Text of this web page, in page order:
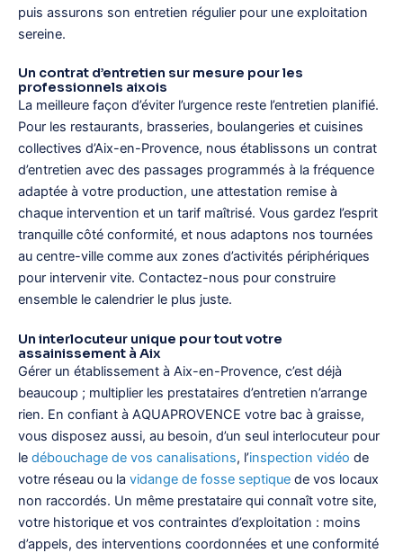
puis assurons son entretien régulier pour une exploitation
sereine.
Un contrat d’entretien sur mesure pour les
professionnels aixois
La meilleure façon d’éviter l’urgence reste l’entretien planifié.
Pour les restaurants, brasseries, boulangeries et cuisines
collectives d’Aix-en-Provence, nous établissons un contrat
d’entretien avec des passages programmés à la fréquence
adaptée à votre production, une attestation remise à
chaque intervention et un tarif maîtrisé. Vous gardez l’esprit
tranquille côté conformité, et nous adaptons nos tournées
au centre-ville comme aux zones d’activités périphériques
pour intervenir vite. Contactez-nous pour construire
ensemble le calendrier le plus juste.
Un interlocuteur unique pour tout votre
assainissement à Aix
Gérer un établissement à Aix-en-Provence, c’est déjà
beaucoup ; multiplier les prestataires d’entretien n’arrange
rien. En confiant à AQUAPROVENCE votre bac à graisse,
vous disposez aussi, au besoin, d’un seul interlocuteur pour
le débouchage de vos canalisations, l’inspection vidéo de
votre réseau ou la vidange de fosse septique de vos locaux
non raccordés. Un même prestataire qui connaît votre site,
votre historique et vos contraintes d’exploitation : moins
d’appels, des interventions coordonnées et une conformité